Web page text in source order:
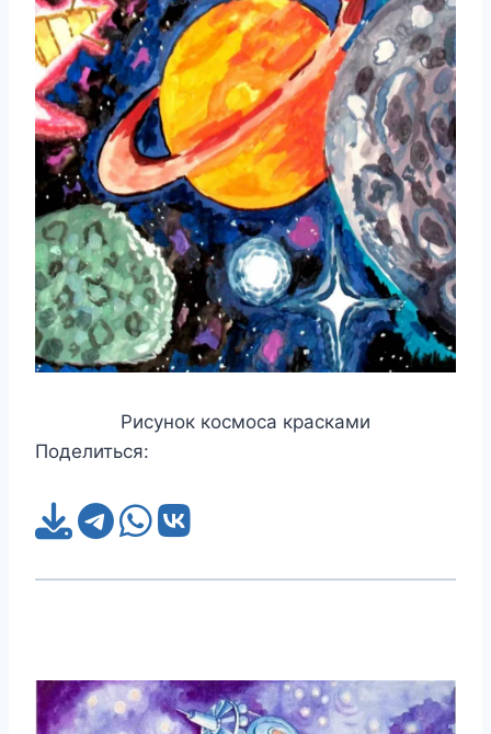
Рисунок космоса красками
Поделиться: